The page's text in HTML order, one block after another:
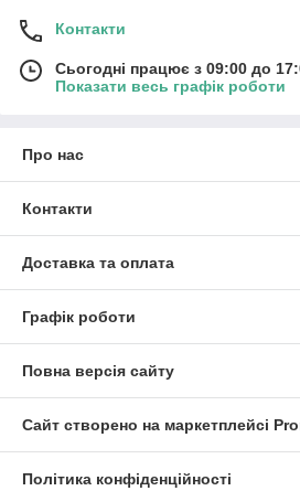
Контакти
Сьогодні працює з 09:00 до
Показати весь графік роботи
Про нас
Контакти
Доставка та оплата
Графік роботи
Повна версія сайту
Сайт створено на маркетплейсі
Політика конфіденційності